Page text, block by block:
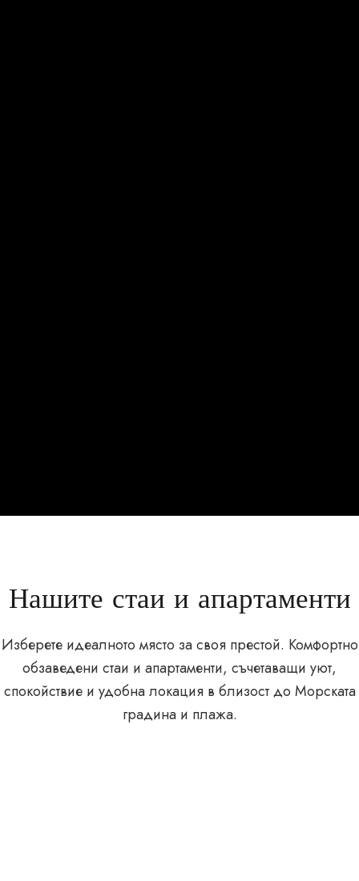
Нашите стаи и апартаменти
Изберете идеалното място за своя престой. Комфортно
обзаведени стаи и апартаменти, съчетаващи уют,
спокойствие и удобна локация в близост до Морската
градина и плажа.